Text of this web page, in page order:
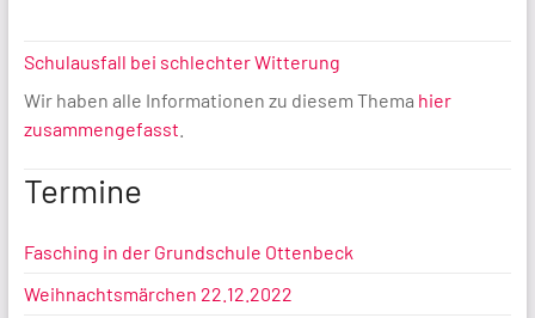
Schulausfall bei schlechter Witterung
Wir haben alle Informationen zu diesem Thema hier
zusammengefasst
Termine
Fasching in der Grundschule Ottenbeck
Weihnachtsmärchen 22.12.2022